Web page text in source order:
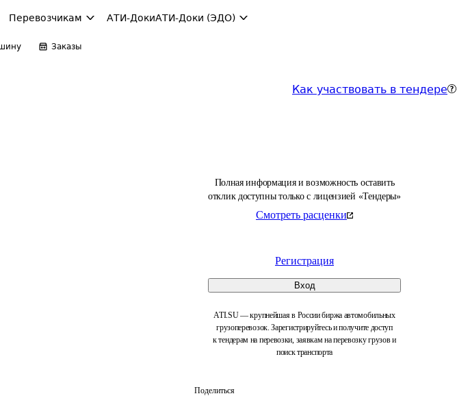
Перевозчикам АТИ-ДокиАТИ-Доки (ЭДО)
Заказы
Как участвовать в тендере
Полная информация и возможность оставить
отклик доступны только с лицензией «Тендеры»
Смотреть расценки
Регистрация
Вход
ATI.SU — крупнейшая в России биржа автомобильных
грузоперевозок. Зарегистрируйтесь и получите доступ
к тендерам на перевозки, заявкам на перевозку грузов и
поиск транспорта
Поделиться